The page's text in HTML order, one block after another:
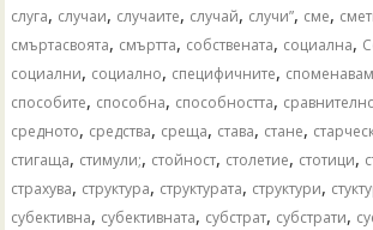
слуга, случаи, случаите, случай, случи”, сме,
смъртасвоята, смъртта, собствената, социална,
социални, социално, специфичните, споменавам
способите, способна, способността,
средното, средства, среща, става, стане,
стигаща, стимули;, стойност, столетие, стотици,
страхува, структура, структурата, структури,
субективна, субективната, субстрат, субстрати,